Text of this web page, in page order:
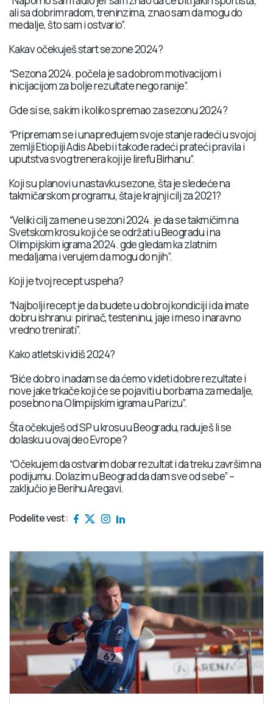
ali sa dobrim radom, treninzima, znao sam da mogu do
medalje, što sam i ostvario”.
Kakav očekuješ start sezone 2024?
“Sezona 2024. počela je sa dobrom motivacijom i
inicijacijom za bolje rezultate nego ranije”.
Gde si se, sa kim i koliko spremao za sezonu 2024?
“Pripremam se i unapređujem svoje stanje radeći u svojoj
zemlji Etiopiji Adis Abebi i takođe radeći prateći pravila i
uputstva svog trenera koji je Iirefu Birhanu”.
Koji su planovi u nastavku sezone, šta je sledeće na
takmičarskom programu, šta je krajnji cilj za 2021?
“Veliki cilj za mene u sezoni 2024. je da se takmičim na
Svetskom krosu koji će se održati u Beogradu i na
Olimpijskim igrama 2024. gde gledam ka zlatnim
medaljama i verujem da mogu do njih”.
Koji je tvoj recept uspeha?
“Najbolji recept je da budete u dobroj kondiciji i da imate
dobru ishranu: pirinač, testeninu, jaje i meso i naravno
vredno trenirati”.
Kako atletski vidiš 2024?
“Biće dobro i nadam se da ćemo videti dobre rezultate i
nove jake trkače koji će se pojaviti u borbama za medalje,
posebno na Olimpijskim igrama u Parizu”.
Šta očekuješ od SP u krosu u Beogradu, raduješ li se
dolasku u ovaj deo Evrope?
“Očekujem da ostvarim dobar rezultat i da treku završim na
podijumu. Dolazim u Beograd da dam sve od sebe” –
zaključio je Berihu Aregavi.
Podelite vest: